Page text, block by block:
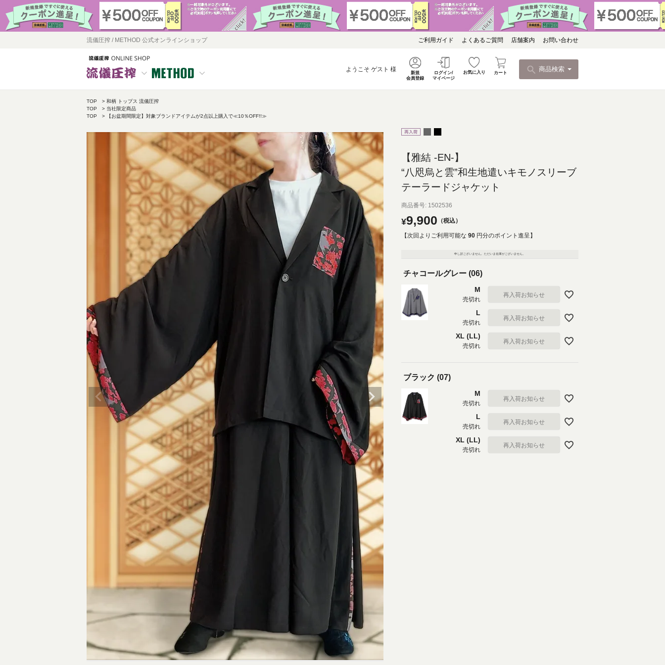
流儀圧搾 / METHOD 公式オンラインショップ ご利用ガイド よくあるご質問 店舗案内 お問い合わせ
ようこそ ゲスト 様
新規
会員登録
ログイン/
マイページ
お気に入り カート 商品検索
TOP
和柄 トップス 流儀圧搾
TOP
当社限定商品
TOP
【お盆期間限定】対象ブランドアイテムが2点以上購入で≪10％OFF!!≫
【雅結 -EN-】
“八咫烏と雲”和生地遣いキモノスリーブ
テーラードジャケット
商品番号 1502536
¥9,900 税込
【次回よりご利用可能な 90 円分のポイント進呈】
申し訳ございません。ただいま在庫がございません。
チャコールグレー (06)
M
売切れ
再入荷お知らせ
L
売切れ
再入荷お知らせ
XL (LL)
売切れ
再入荷お知らせ
ブラック (07)
M
売切れ
再入荷お知らせ
L
売切れ
再入荷お知らせ
XL (LL)
売切れ
再入荷お知らせ